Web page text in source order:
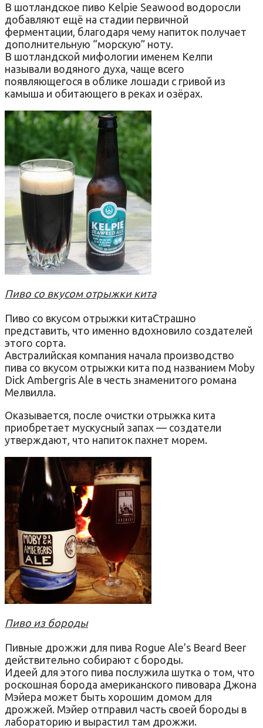
В шотландское пиво Kelpie Seawood водоросли
добавляют ещё на стадии первичной
ферментации, благодаря чему напиток получает
дополнительную “морскую” ноту.
В шотландской мифологии именем Келпи
называли водяного духа, чаще всего
появляющегося в облике лошади с гривой из
камыша и обитающего в реках и озёрах.
Пиво со вкусом отрыжки кита
Пиво со вкусом отрыжки китаСтрашно
представить, что именно вдохновило создателей
этого сорта.
Австралийская компания начала производство
пива со вкусом отрыжки кита под названием Moby
Dick Ambergris Ale в честь знаменитого романа
Мелвилла.
Оказывается, после очистки отрыжка кита
приобретает мускусный запах — создатели
утверждают, что напиток пахнет морем.
Пиво из бороды
Пивные дрожжи для пива Rogue Ale’s Beard Beer
действительно собирают с бороды.
Идеей для этого пива послужила шутка о том, что
роскошная борода американского пивовара Джона
Мэйера может быть хорошим домом для
дрожжей. Мэйер отправил часть своей бороды в
лабораторию и вырастил там дрожжи.